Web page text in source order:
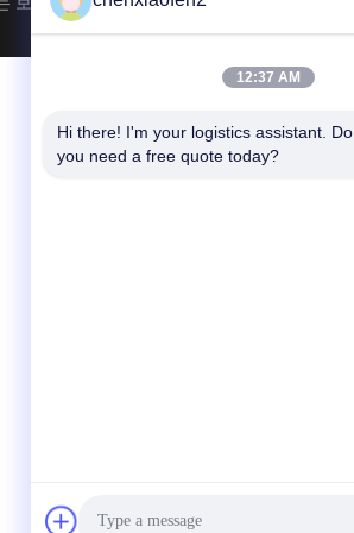
12:37 AM
Hi there! I'm your logistics assistant. Do
you need a free quote today?